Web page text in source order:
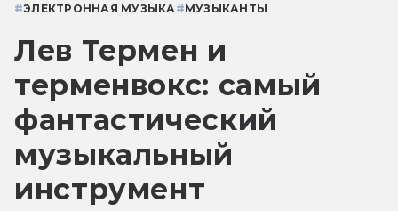
#ЭЛЕКТРОННАЯ МУЗЫКА #МУЗЫКАНТЫ
Лев Термен и
терменвокс: самый
фантастический
музыкальный
инструмент